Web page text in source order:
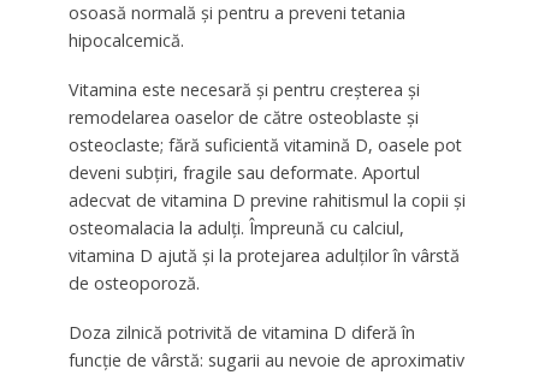
osoasă normală și pentru a preveni tetania
hipocalcemică.
Vitamina este necesară și pentru creșterea și
remodelarea oaselor de către osteoblaste și
osteoclaste; fără suficientă vitamină D, oasele pot
deveni subțiri, fragile sau deformate. Aportul
adecvat de vitamina D previne rahitismul la copii și
osteomalacia la adulți. Împreună cu calciul,
vitamina D ajută și la protejarea adulților în vârstă
de osteoporoză.
Doza zilnică potrivită de vitamina D diferă în
funcție de vârstă: sugarii au nevoie de aproximativ